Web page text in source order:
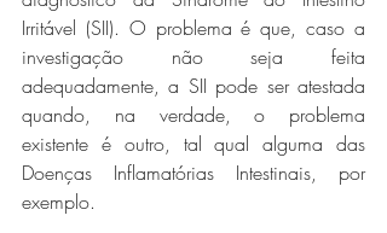
Irritável (SII). O problema é que, caso a
investigação não seja feita
adequadamente, a SII pode ser atestada
quando, na verdade, o problema
existente é outro, tal qual alguma das
Doenças Inflamatórias Intestinais, por
exemplo.